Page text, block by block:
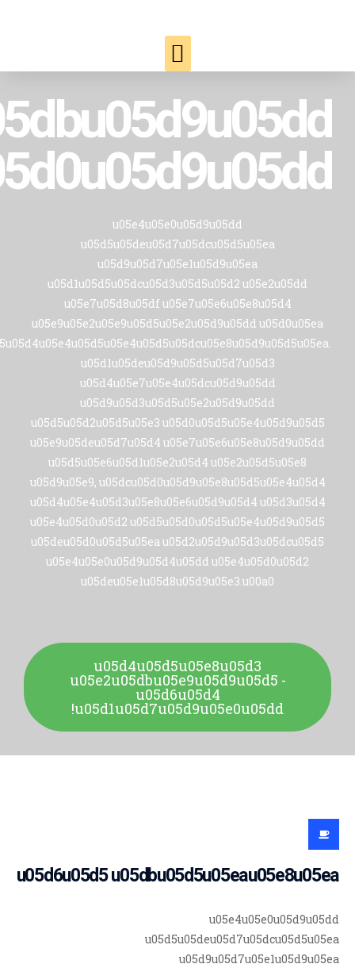
u05e4u05e0u05d9u05dd
u05d5u05deu05d7u05dcu05d5u05ea
u05d9u05d7u05e1u05d9u05ea
u05d1u05d5u05dcu05d3u05d5u05d2 u05e2u05dd
u05e7u05d8u05df u05e7u05e6u05e8u05d4
u05e9u05e2u05e9u05d5u05e2u05d9u05dd u05d0u05ea
u05d1u05deu05d9u05d5u05d7u05d3
u05d4u05e7u05e4u05dcu05d9u05dd
u05d9u05d3u05d5u05e2u05d9u05dd
u05d5u05d2u05d5u05e3 u05d0u05d5u05e4u05d9u05d5
u05e9u05deu05d7u05d4 u05e7u05e6u05e8u05d9u05dd
u05d5u05e6u05d1u05e2u05d4 u05e2u05d5u05e8
u05d9u05e9, u05dcu05d0u05d9u05e8u05d5u05e4u05d4
u05d4u05e4u05d3u05e8u05e6u05d9u05d4 u05d3u05d4
u05e4u05d0u05d2 u05d5u05d0u05d5u05e4u05d9u05d5
u05deu05d0u05d5u05ea u05d2u05d9u05d3u05dcu05d5
u05e4u05e0u05d9u05d4u05dd u05e4u05d0u05d2
u05deu05e1u05d8u05d9u05e3.u00a0
u05d4u05d5u05e8u05d3
u05e2u05dbu05e9u05d9u05d5 -
u05d6u05d4
u05d1u05d7u05d9u05e0u05dd!
u05d6u05d5 u05dbu05d5u05eau05e8u05ea
u05e4u05e0u05d9u05dd
u05d5u05deu05d7u05dcu05d5u05ea
u05d9u05d7u05e1u05d9u05ea